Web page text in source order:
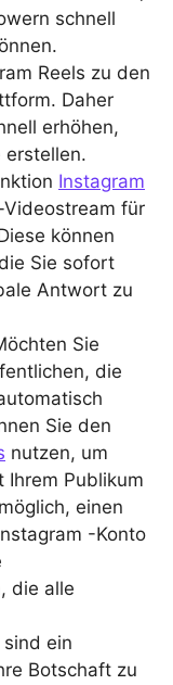
schnell
Reels zu den
Daher
erhöhen,
erstellen.
Instagram
für
können
Sie sofort
Antwort zu
Sie
die
Sie den
nutzen, um
Ihrem Publikum
einen
-Konto
die alle
ein
Botschaft zu